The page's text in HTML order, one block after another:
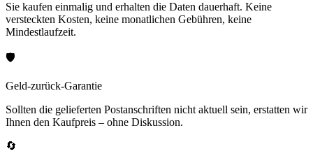
Sie kaufen einmalig und erhalten die Daten dauerhaft. Keine
versteckten Kosten, keine monatlichen Gebühren, keine
Mindestlaufzeit.
🛡️
Geld-zurück-Garantie
Sollten die gelieferten Postanschriften nicht aktuell sein, erstatten wir
Ihnen den Kaufpreis – ohne Diskussion.
🔄